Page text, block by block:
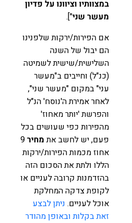
במצוותיו וציוונו על פדיון
מעשר שני"].
אם הפירות/ירקות שלפנינו
הם יבול של השנה
השלישית/שישית לשמיטה
(כנ"ל) וחייבים ב"מעשר
עני" במקום "מעשר שני",
לאחר אמירת ה'נוסח' הנ"ל
והפרשת 'יותר מאחוז'
מהפירות כפי שעושים בכל
פעם, יש לחשב אתמחיר9
אחוז מכמות הפירות/ירקות
הללו ולתת את הסכום הזה
בהזדמנות קרובה לעניים או
לקופת צדקה המחלקת
אוכל לעניים.ניתן לבצע
זאת בקלות ובאופן מהודר